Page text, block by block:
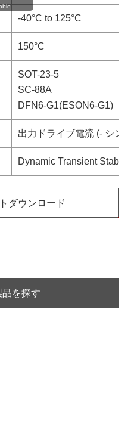
-40°C to 125°C
150°C
SOT-23-5
SC-88A
DFN6-G1(ESON6-G1)
出力ドライブ電流 (- シン
Dynamic Transient
ダウンロード
を探す